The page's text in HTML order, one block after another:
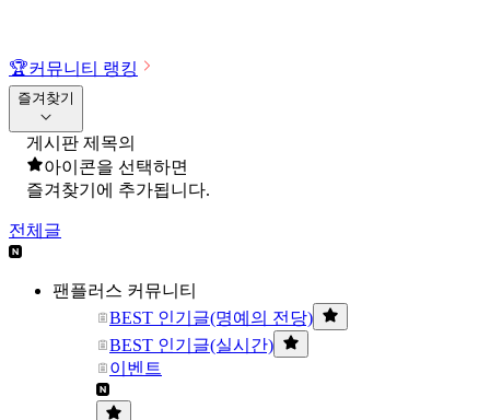
🏆커뮤니티 랭킹
즐겨찾기
게시판 제목의
아이콘을 선택하면
즐겨찾기에 추가됩니다.
전체글
팬플러스 커뮤니티
BEST 인기글(명예의 전당)
BEST 인기글(실시간)
이벤트